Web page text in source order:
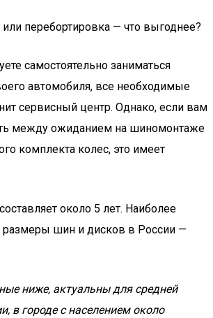
перебортировка — что выгоднее?
самостоятельно заниматься
автомобиля, все необходимые
сервисный центр. Однако, если вам
между ожиданием на шиномонтаже
комплекта колес, это имеет
около 5 лет. Наиболее
размеры шин и дисков в России —
ниже, актуальны для средней
в городе с населением около